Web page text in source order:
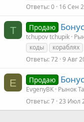
Ответы 0 16 Сен
T Продаю
tchupov tchupik
коды
кораблях
Ответы 72 9 Авг
E Продаю
EvgenyBK Рынок
Ответы 7 23 Июл